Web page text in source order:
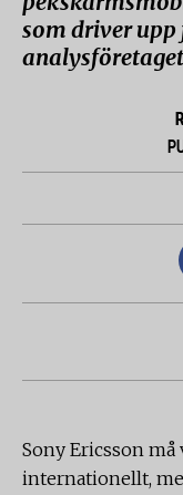
som driver
Sony Ericsson
internationellt,